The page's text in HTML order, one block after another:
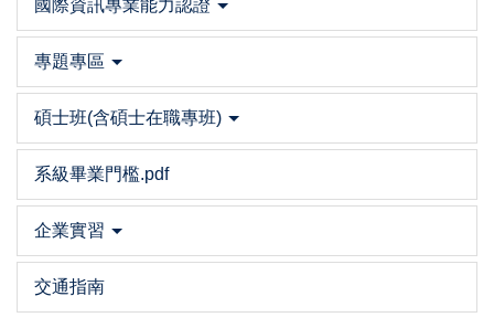
國際資訊專業能力認證
專題專區
碩士班(含碩士在職專班)
系級畢業門檻.pdf
企業實習
交通指南